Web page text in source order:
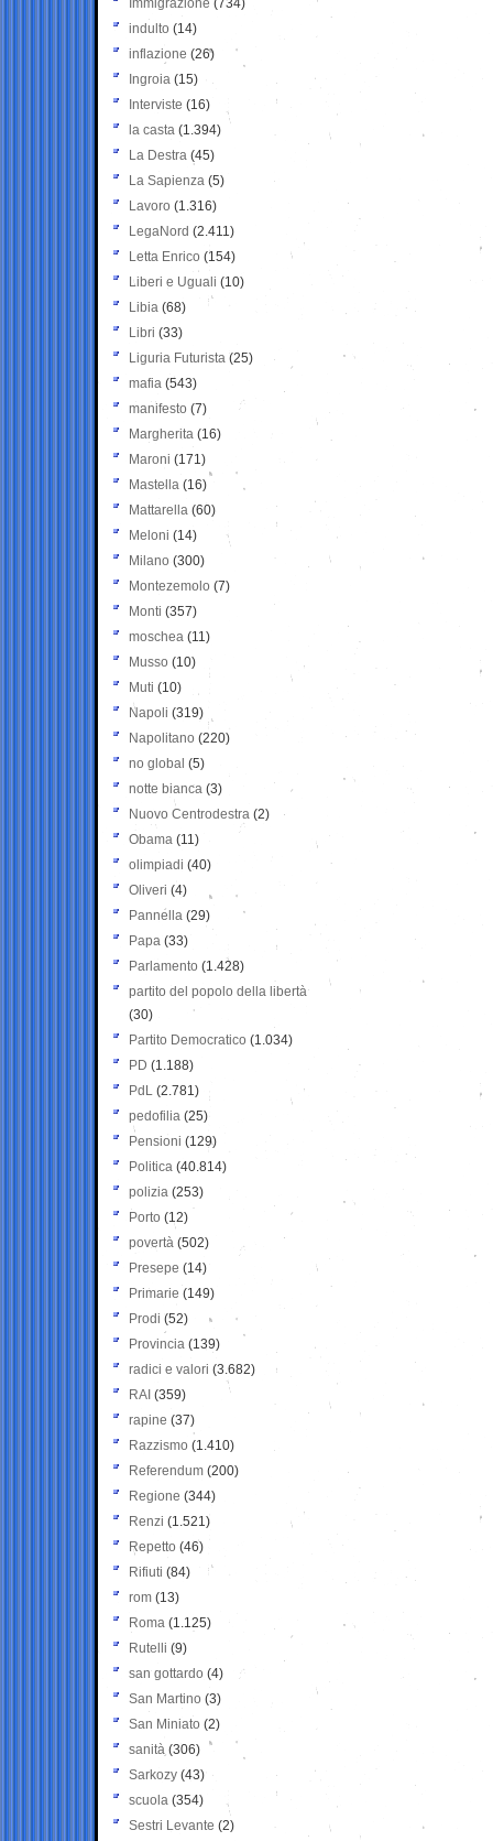
Immigrazione (734)
indulto (14)
inflazione (26)
Ingroia (15)
Interviste (16)
la casta (1.394)
La Destra (45)
La Sapienza (5)
Lavoro (1.316)
LegaNord (2.411)
Letta Enrico (154)
Liberi e Uguali (10)
Libia (68)
Libri (33)
Liguria Futurista (25)
mafia (543)
manifesto (7)
Margherita (16)
Maroni (171)
Mastella (16)
Mattarella (60)
Meloni (14)
Milano (300)
Montezemolo (7)
Monti (357)
moschea (11)
Musso (10)
Muti (10)
Napoli (319)
Napolitano (220)
no global (5)
notte bianca (3)
Nuovo Centrodestra (2)
Obama (11)
olimpiadi (40)
Oliveri (4)
Pannella (29)
Papa (33)
Parlamento (1.428)
partito del popolo della libertà
(30)
Partito Democratico (1.034)
PD (1.188)
PdL (2.781)
pedofilia (25)
Pensioni (129)
Politica (40.814)
polizia (253)
Porto (12)
povertà (502)
Presepe (14)
Primarie (149)
Prodi (52)
Provincia (139)
radici e valori (3.682)
RAI (359)
rapine (37)
Razzismo (1.410)
Referendum (200)
Regione (344)
Renzi (1.521)
Repetto (46)
Rifiuti (84)
rom (13)
Roma (1.125)
Rutelli (9)
san gottardo (4)
San Martino (3)
San Miniato (2)
sanità (306)
Sarkozy (43)
scuola (354)
Sestri Levante (2)